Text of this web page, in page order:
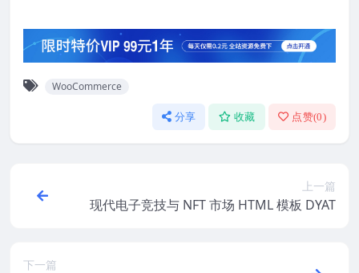
WooCommerce
分享 收藏 点赞(0)
上一篇
现代电子竞技与 NFT 市场 HTML 模板 DYAT
下一篇